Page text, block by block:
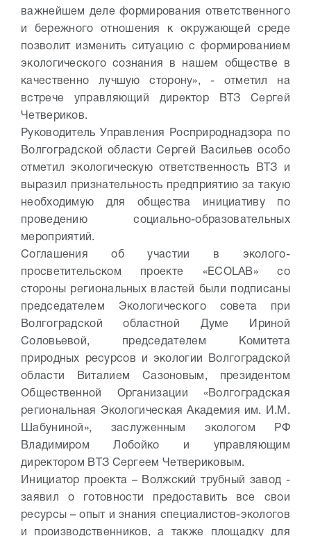
важнейшем деле формирования ответственного
и бережного отношения к окружающей среде
позволит изменить ситуацию с формированием
экологического сознания в нашем обществе в
качественно лучшую сторону», - отметил на
встрече управляющий директор ВТЗ Сергей
Четвериков.
Руководитель Управления Росприроднадзора по
Волгоградской области Сергей Васильев особо
отметил экологическую ответственность ВТЗ и
выразил признательность предприятию за такую
необходимую для общества инициативу по
проведению социально-образовательных
мероприятий.
Соглашения об участии в эколого-
просветительском проекте «ECOLAB» со
стороны региональных властей были подписаны
председателем Экологического совета при
Волгоградской областной Думе Ириной
Соловьевой, председателем Комитета
природных ресурсов и экологии Волгоградской
области Виталием Сазоновым, президентом
Общественной Организации «Волгоградская
региональная Экологическая Академия им. И.М.
Шабуниной», заслуженным экологом РФ
Владимиром Лобойко и управляющим
директором ВТЗ Сергеем Четвериковым.
Инициатор проекта – Волжский трубный завод -
заявил о готовности предоставить все свои
ресурсы – опыт и знания специалистов-экологов
и производственников, а также площадку для